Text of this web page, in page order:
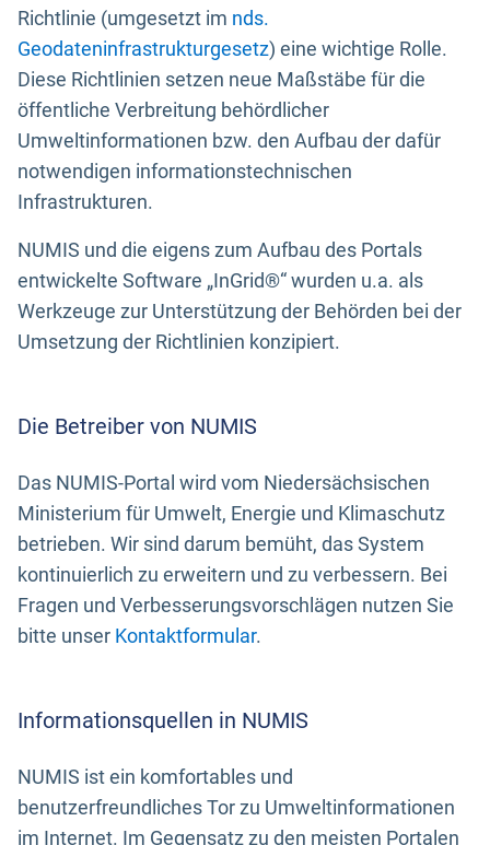
Richtlinie (umgesetzt im nds.
Geodateninfrastrukturgesetz) eine wichtige Rolle.
Diese Richtlinien setzen neue Maßstäbe für die
öffentliche Verbreitung behördlicher
Umweltinformationen bzw. den Aufbau der dafür
notwendigen informationstechnischen
Infrastrukturen.
NUMIS und die eigens zum Aufbau des Portals
entwickelte Software „InGrid®“ wurden u.a. als
Werkzeuge zur Unterstützung der Behörden bei der
Umsetzung der Richtlinien konzipiert.
Die Betreiber von NUMIS
Das NUMIS-Portal wird vom Niedersächsischen
Ministerium für Umwelt, Energie und Klimaschutz
betrieben. Wir sind darum bemüht, das System
kontinuierlich zu erweitern und zu verbessern. Bei
Fragen und Verbesserungsvorschlägen nutzen Sie
bitte unser Kontaktformular.
Informationsquellen in NUMIS
NUMIS ist ein komfortables und
benutzerfreundliches Tor zu Umweltinformationen
im Internet. Im Gegensatz zu den meisten Portalen